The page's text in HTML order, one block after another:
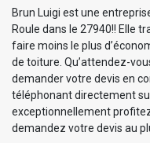
Brun Luigi est une
Roule dans le 27940!! Elle
faire moins le plus
de toiture. Qu’attendez-
demander votre devis en
téléphonant directement
exceptionnellement
demandez votre devis au